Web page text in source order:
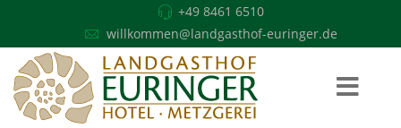
+49 8461 6510
willkommen@landgasthof-euringer.de